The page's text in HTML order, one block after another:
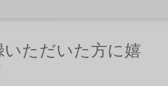
いただいた方に嬉